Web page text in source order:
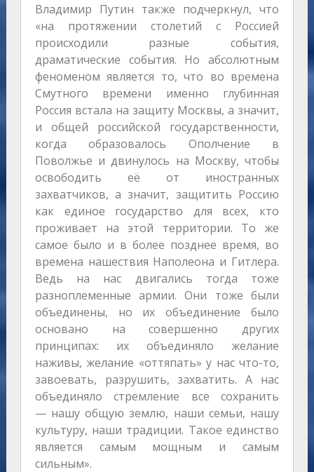
Владимир Путин также подчеркнул, что
«на протяжении столетий с Россией
происходили разные события,
драматические события. Но абсолютным
феноменом является то, что во времена
Смутного времени именно глубинная
Россия встала на защиту Москвы, а значит,
и общей российской государственности,
когда образовалось Ополчение в
Поволжье и двинулось на Москву, чтобы
освободить её от иностранных
захватчиков, а значит, защитить Россию
как единое государство для всех, кто
проживает на этой территории. То же
самое было и в более позднее время, во
времена нашествия Наполеона и Гитлера.
Ведь на нас двигались тогда тоже
разноплеменные армии. Они тоже были
объединены, но их объединение было
основано на совершенно других
принципах: их объединяло желание
наживы, желание «оттяпать» у нас что-то,
завоевать, разрушить, захватить. А нас
объединяло стремление все сохранить
— нашу общую землю, наши семьи, нашу
культуру, наши традиции. Такое единство
является самым мощным и самым
сильным».